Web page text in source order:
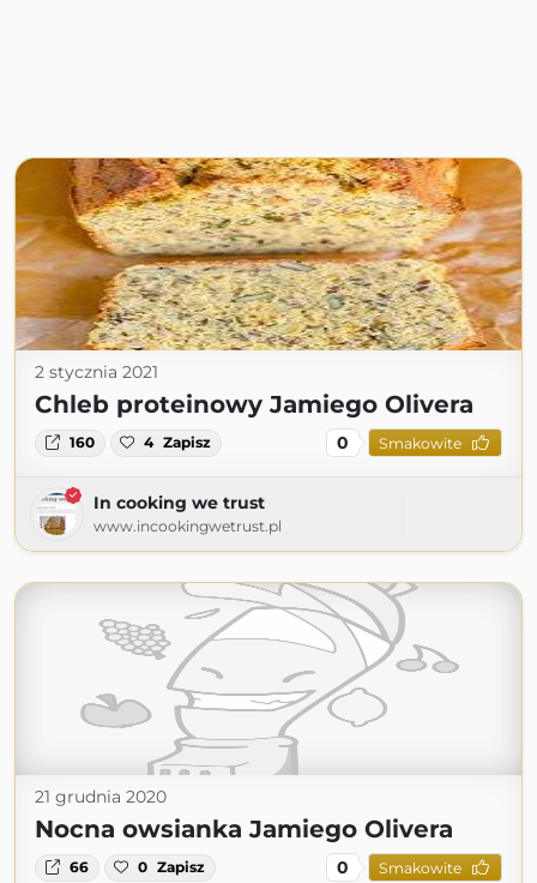
2 stycznia 2021
Chleb proteinowy Jamiego Olivera
160 4 Zapisz 0 Smakowite
In cooking we trust
www.incookingwetrust.pl
21 grudnia 2020
Nocna owsianka Jamiego Olivera
66 0 Zapisz 0 Smakowite